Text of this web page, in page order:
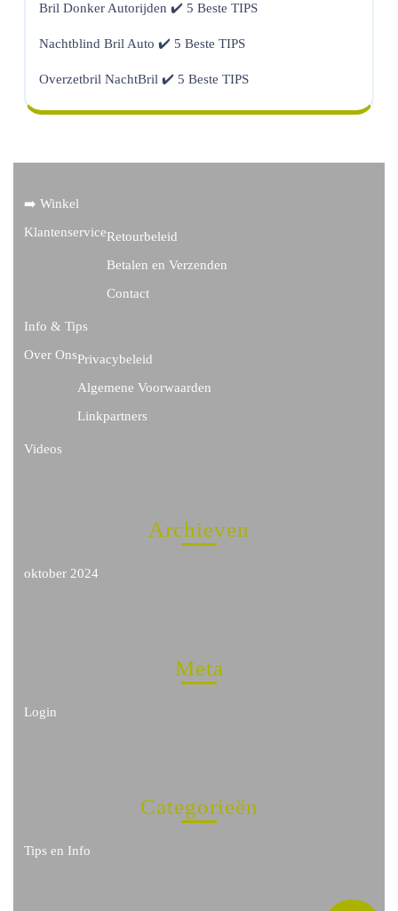
Bril Donker Autorijden ✔️ 5 Beste TIPS
Nachtblind Bril Auto ✔️ 5 Beste TIPS
Overzetbril NachtBril ✔️ 5 Beste TIPS
➡️ Winkel
KlantenserviceRetourbeleid
Betalen en Verzenden
Contact
Info & Tips
Over OnsPrivacybeleid
Algemene Voorwaarden
Linkpartners
Videos
Archieven
oktober 2024
Meta
Login
Categorieën
Tips en Info